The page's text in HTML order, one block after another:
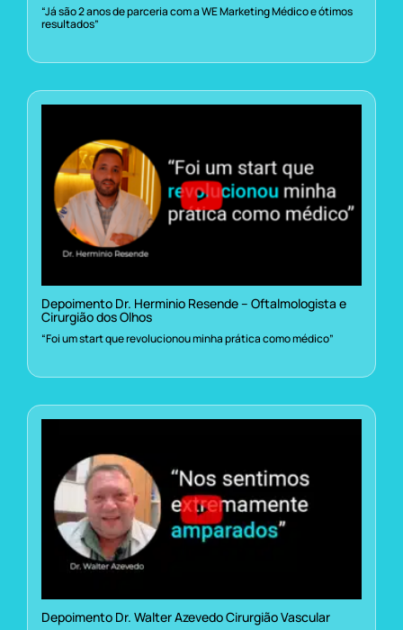
“Já são 2 anos de parceria com a WE Marketing Médico e ótimos
resultados”
Depoimento Dr. Herminio Resende – Oftalmologista e
Cirurgião dos Olhos
“Foi um start que revolucionou minha prática como médico”
Depoimento Dr. Walter Azevedo Cirurgião Vascular